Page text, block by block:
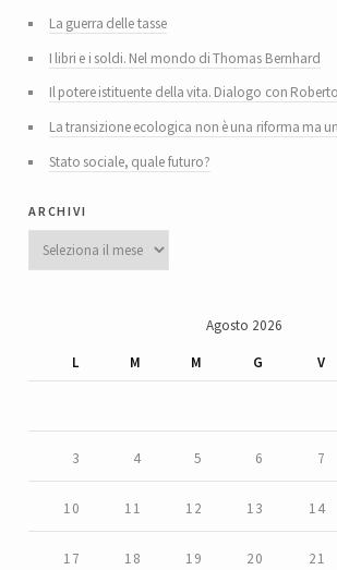
La guerra delle tasse
I libri e i soldi. Nel mondo di Thomas Bernhard
Il potere istituente della vita. Dialogo con
La transizione ecologica non è una riforma ma
Stato sociale, quale futuro?
archivi
Archivi
Agosto 2026
L
M M G V
3 4 5 6 7
10 11 12 13 14
17 18 19 20 21